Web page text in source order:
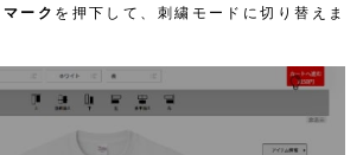
マーク を押下して、刺繍モードに切り替えま